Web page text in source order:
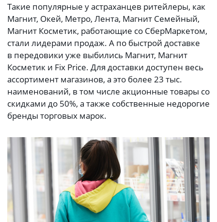
Такие популярные у астраханцев ритейлеры, как
Магнит, Окей, Метро, Лента, Магнит Семейный,
Магнит Косметик, работающие со СберМаркетом,
стали лидерами продаж. А по быстрой доставке
в передовики уже выбились Магнит, Магнит
Косметик и Fix Price. Для доставки доступен весь
ассортимент магазинов, а это более 23 тыс.
наименований, в том числе акционные товары со
скидками до 50%, а также собственные недорогие
бренды торговых марок.